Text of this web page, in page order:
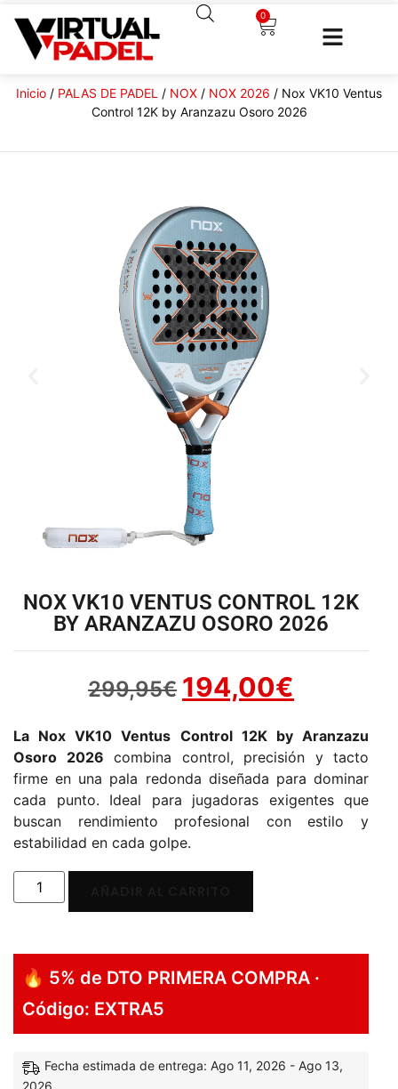
0
Inicio / PALAS DE PADEL / NOX / NOX 2026 / Nox VK10 Ventus
Control 12K by Aranzazu Osoro 2026
NOX VK10 VENTUS CONTROL 12K
BY ARANZAZU OSORO 2026
299,95€ 194,00€
La Nox VK10 Ventus Control 12K by Aranzazu
Osoro 2026 combina control, precisión y tacto
firme en una pala redonda diseñada para dominar
cada punto. Ideal para jugadoras exigentes que
buscan rendimiento profesional con estilo y
estabilidad en cada golpe.
🔥 5% de DTO PRIMERA COMPRA ·
Código: EXTRA5
Fecha estimada de entrega: Ago 11, 2026 - Ago 13,
2026